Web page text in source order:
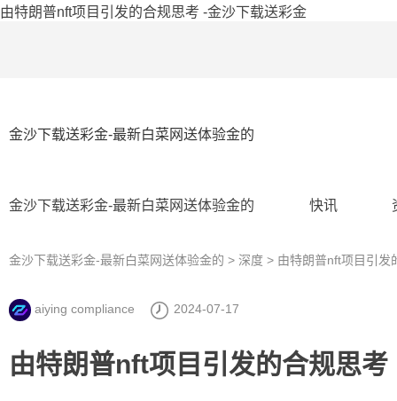
由特朗普nft项目引发的合规思考 -金沙下载送彩金
金沙下载送彩金-最新白菜网送体验金的
金沙下载送彩金-最新白菜网送体验金的 快讯
金沙下载送彩金-最新白菜网送体验金的 > 深度 > 由特朗普nft项目引发
aiying compliance 2024-07-17
由特朗普nft项目引发的合规思考